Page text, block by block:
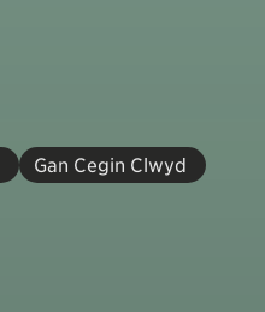
Gan Cegin Clwyd